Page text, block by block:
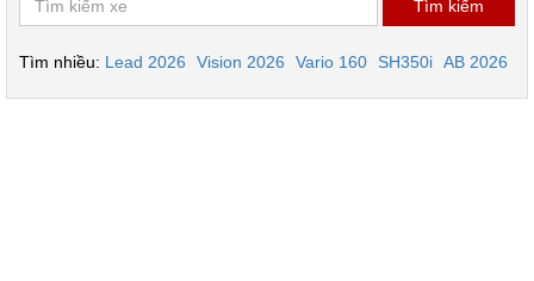
Tìm nhiều: Lead 2026 Vision 2026 Vario 160 SH350i AB 2026